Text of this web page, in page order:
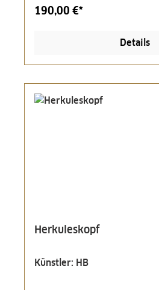
190,00 €*
Details
Herkuleskopf
Künstler: HB